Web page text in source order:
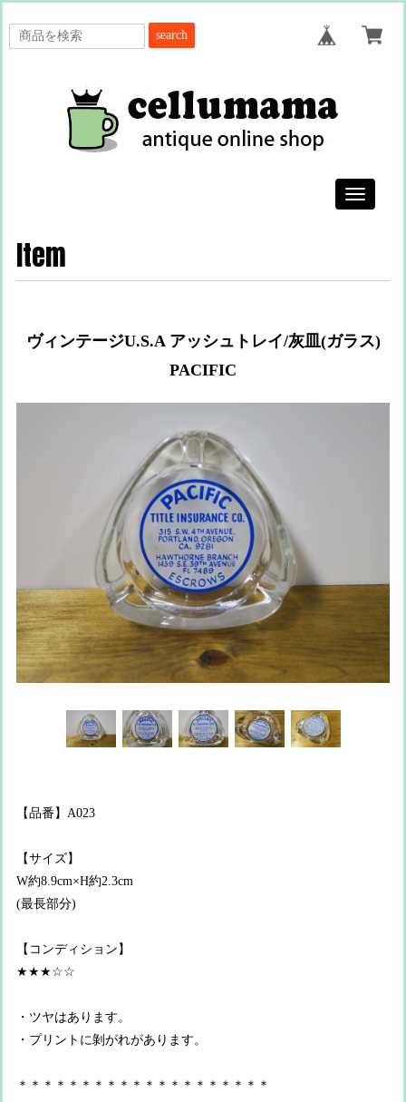
search
Toggle
Item
ヴィンテージU.S.A アッシュトレイ/灰皿(ガラス)
PACIFIC
【品番】A023
【サイズ】
W約8.9cm×H約2.3cm
(最長部分)
【コンディション】
★★★☆☆
・ツヤはあります。
・プリントに剝がれがあります。
＊＊＊＊＊＊＊＊＊＊＊＊＊＊＊＊＊＊＊＊